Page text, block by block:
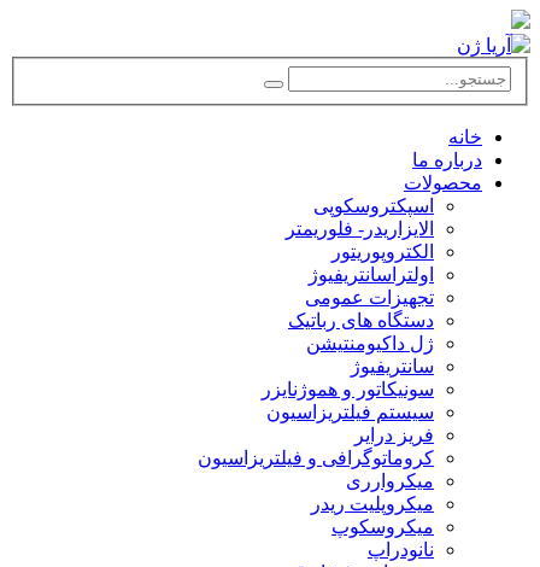
خانه
درباره ما
محصولات
اسپکتروسکوپی
الایزاریدر- فلوریمتر
الکتروپوریتور
اولتراسانتریفیوژ
تجهیزات عمومی
دستگاه های رباتیک
ژل داکیومنتیشن
سانتریفیوژ
سونیکاتور و هموژنایزر
سیستم فیلتریزاسیون
فریز درایر
کروماتوگرافی و فیلتریزاسیون
میکروارری
میکروپلیت ریدر
میکروسکوپ
نانودراپ